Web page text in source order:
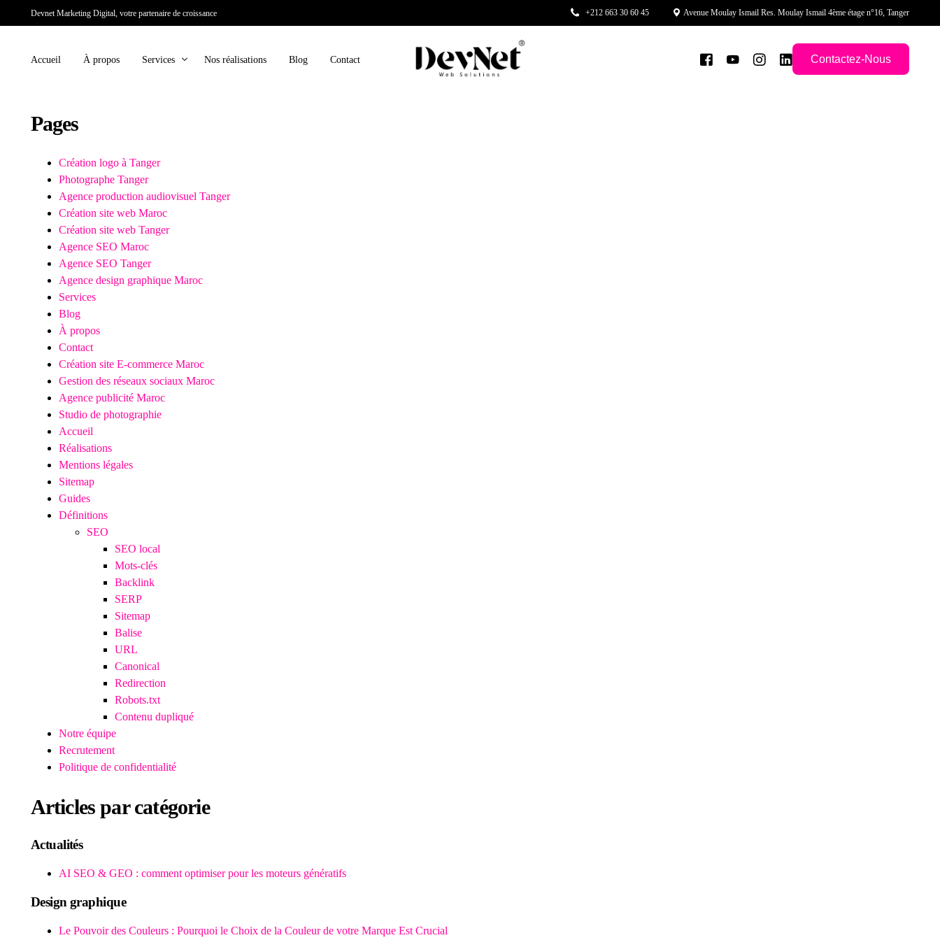
Devnet Marketing Digital, votre partenaire de croissance +212 663 30 60 45 Avenue Moulay Ismail Res. Moulay Ismail 4ème étage n°16, Tanger
Accueil À propos Services
SOLUTIONS WEB
Création site web
Des sites web sur mesure, performants et
adaptés à vos besoins.
Des boutiques en ligne optimisées pour
booster vos ventes et offrir une expérience
client fluide.
Nos réalisations Blog Contact Contactez-Nous
Pages
Création logo à Tanger
Photographe Tanger
Agence production audiovisuel Tanger
Création site web Maroc
Création site web Tanger
Agence SEO Maroc
Agence SEO Tanger
Agence design graphique Maroc
Services
Blog
À propos
Contact
Création site E-commerce Maroc
Gestion des réseaux sociaux Maroc
Agence publicité Maroc
Studio de photographie
Accueil
Réalisations
Mentions légales
Sitemap
Guides
Définitions
SEO
SEO local
Mots-clés
Backlink
SERP
Sitemap
Balise
URL
Canonical
Redirection
Robots.txt
Contenu dupliqué
Notre équipe
Recrutement
Politique de confidentialité
Articles par catégorie
Actualités
AI SEO & GEO : comment optimiser pour les moteurs génératifs
Design graphique
Le Pouvoir des Couleurs : Pourquoi le Choix de la Couleur de votre Marque Est Crucial